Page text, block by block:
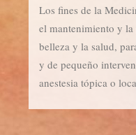
Los fines de la
el mantenimiento y
belleza y la salud,
y de pequeño
anestesia tópica o